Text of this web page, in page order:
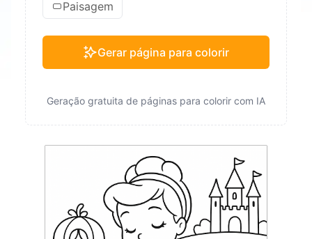
Paisagem
Gerar página para colorir
Geração gratuita de páginas para colorir com IA